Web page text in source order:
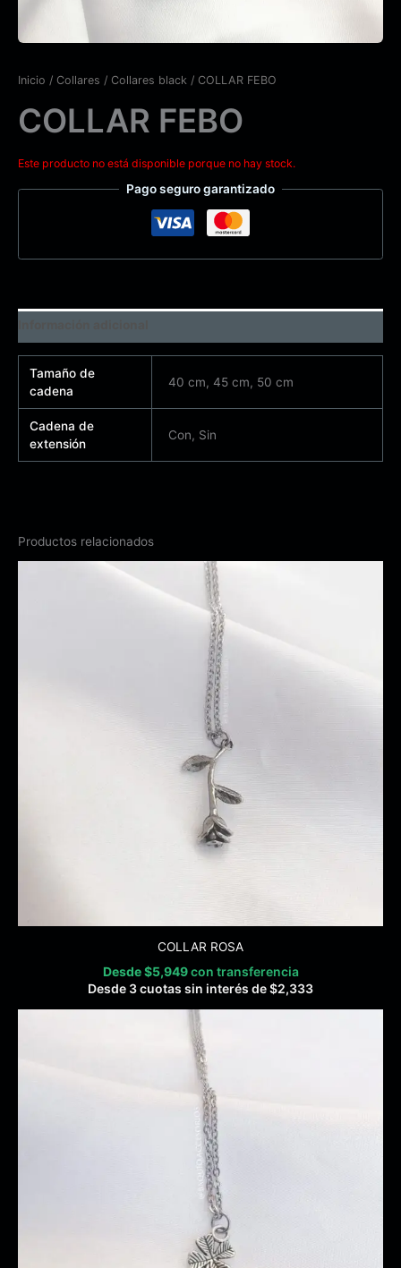
Inicio / Collares / Collares black / COLLAR FEBO
COLLAR FEBO
Este producto no está disponible porque no hay stock.
Pago seguro garantizado
Tamaño de
cadena
40 cm, 45 cm, 50 cm
Cadena de
extensión
Con, Sin
Productos relacionados
COLLAR ROSA
Desde$5,949 con transferencia
Desde 3 cuotas sin interés de$2,333